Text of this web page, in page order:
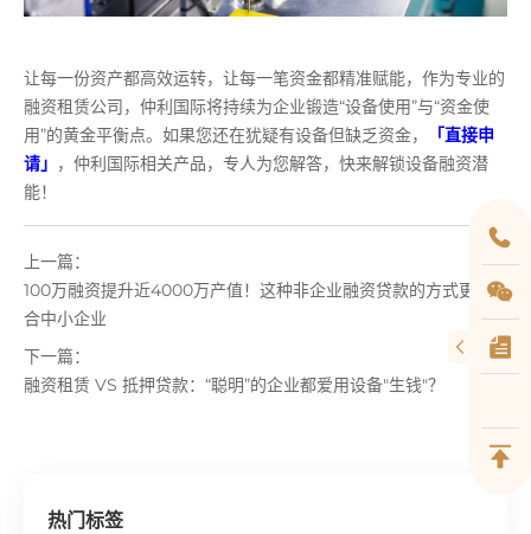
让每一份资产都高效运转，让每一笔资金都精准赋能，作为专业的
融资租赁公司，仲利国际将持续为企业锻造“设备使用”与“资金使
用”的黄金平衡点。如果您还在犹疑有设备但缺乏资金，
「直接申
请」 ，仲利国际相关产品，专人为您解答，快来解锁设备融资潜
能！
上一篇：
100万融资提升近4000万产值！这种非企业融资贷款的方式更适
合中小企业
下一篇：
融资租赁 VS 抵押贷款：“聪明”的企业都爱用设备"生钱"？
热门标签